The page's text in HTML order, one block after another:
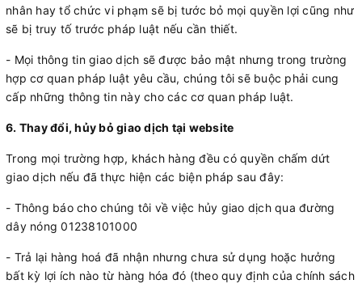
nhân hay tổ chức vi phạm sẽ bị tước bỏ mọi quyền lợi cũng như
sẽ bị truy tố trước pháp luật nếu cần thiết.
- Mọi thông tin giao dịch sẽ được bảo mật nhưng trong trường
hợp cơ quan pháp luật yêu cầu, chúng tôi sẽ buộc phải cung
cấp những thông tin này cho các cơ quan pháp luật.
6. Thay đổi, hủy bỏ giao dịch tại website
Trong mọi trường hợp, khách hàng đều có quyền chấm dứt
giao dịch nếu đã thực hiện các biện pháp sau đây:
- Thông báo cho chúng tôi về việc hủy giao dịch qua đường
dây nóng 01238101000
- Trả lại hàng hoá đã nhận nhưng chưa sử dụng hoặc hưởng
bất kỳ lợi ích nào từ hàng hóa đó (theo quy định của chính sách